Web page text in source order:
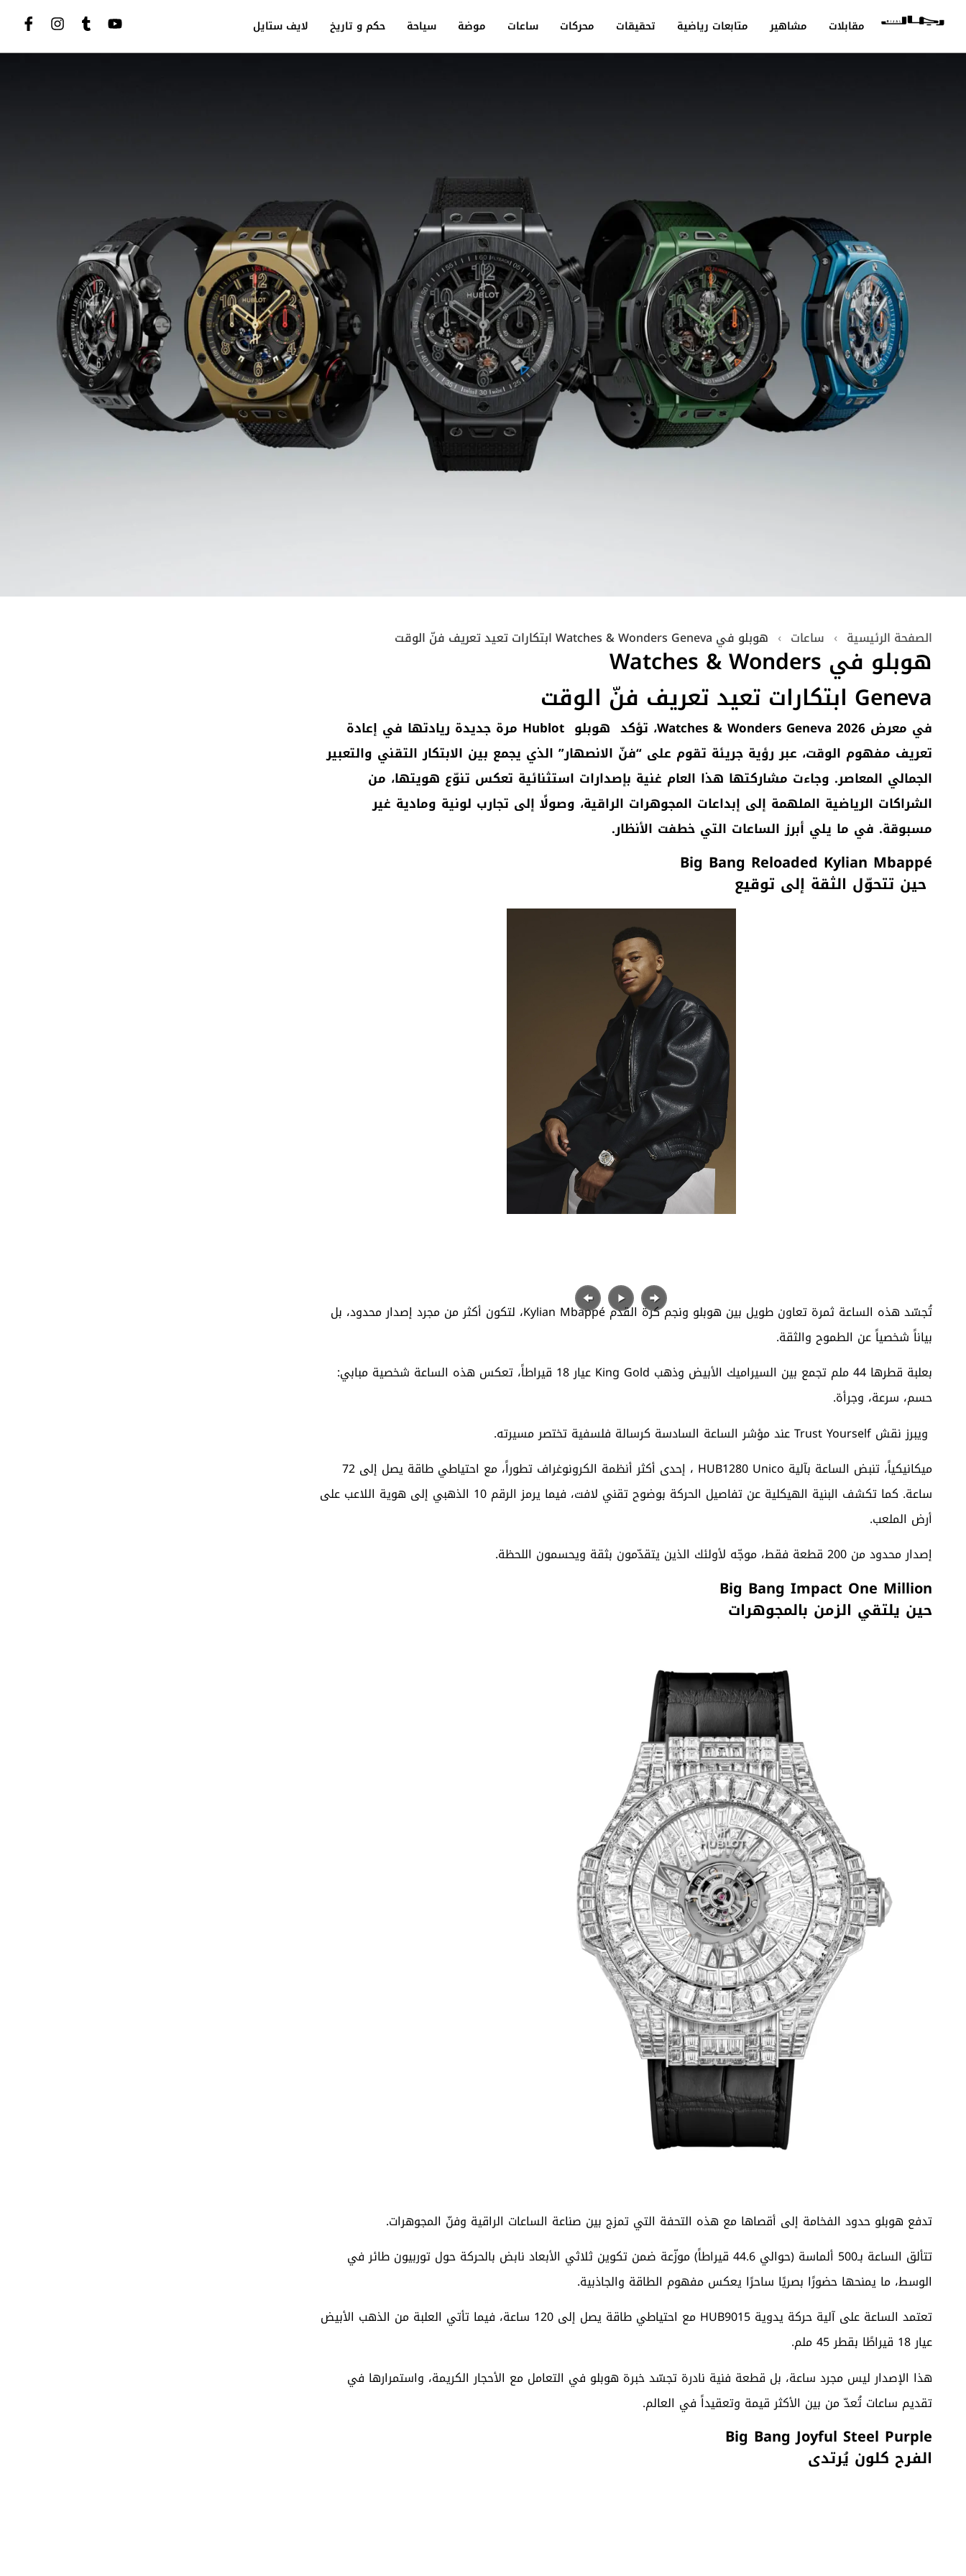
لايف ستايل حكم و تاريخ سياحة موضة ساعات محركات تحقيقات متابعات رياضية مشاهير مقابلات
الصفحة الرئيسية › ساعات › هوبلو في Watches & Wonders Geneva ابتكارات تعيد تعريف فنّ الوقت
هوبلو في Watches & Wonders
Geneva ابتكارات تعيد تعريف فنّ الوقت
في معرض Watches & Wonders Geneva 2026، تؤكد هوبلو Hublot مرة جديدة ريادتها في إعادة
تعريف مفهوم الوقت، عبر رؤية جريئة تقوم على “فنّ الانصهار” الذي يجمع بين الابتكار التقني والتعبير
الجمالي المعاصر. وجاءت مشاركتها هذا العام غنية بإصدارات استثنائية تعكس تنوّع هويتها، من
الشراكات الرياضية الملهمة إلى إبداعات المجوهرات الراقية، وصولًا إلى تجارب لونية ومادية غير
مسبوقة. في ما يلي أبرز الساعات التي خطفت الأنظار.
Big Bang Reloaded Kylian Mbappé
حين تتحوّل الثقة إلى توقيع
تُجسّد هذه الساعة ثمرة تعاون طويل بين هوبلو ونجم كرة القدم Kylian Mbappé، لتكون أكثر من مجرد إصدار محدود، بل
بياناً شخصياً عن الطموح والثقة.
بعلبة قطرها 44 ملم تجمع بين السيراميك الأبيض وذهب King Gold عيار 18 قيراطاً، تعكس هذه الساعة شخصية مبابي:
حسم، سرعة، وجرأة.
ويبرز نقش Trust Yourself عند مؤشر الساعة السادسة كرسالة فلسفية تختصر مسيرته.
ميكانيكياً، تنبض الساعة بآلية HUB1280 Unico ، إحدى أكثر أنظمة الكرونوغراف تطوراً، مع احتياطي طاقة يصل إلى 72
ساعة. كما تكشف البنية الهيكلية عن تفاصيل الحركة بوضوح تقني لافت، فيما يرمز الرقم 10 الذهبي إلى هوية اللاعب على
أرض الملعب.
إصدار محدود من 200 قطعة فقط، موجّه لأولئك الذين يتقدّمون بثقة ويحسمون اللحظة.
Big Bang Impact One Million
حين يلتقي الزمن بالمجوهرات
تدفع هوبلو حدود الفخامة إلى أقصاها مع هذه التحفة التي تمزج بين صناعة الساعات الراقية وفنّ المجوهرات.
تتألق الساعة بـ500 ألماسة (حوالي 44.6 قيراطاً) موزّعة ضمن تكوين ثلاثي الأبعاد نابض بالحركة حول توربيون طائر في
الوسط، ما يمنحها حضورًا بصريًا ساحرًا يعكس مفهوم الطاقة والجاذبية.
تعتمد الساعة على آلية حركة يدوية HUB9015 مع احتياطي طاقة يصل إلى 120 ساعة، فيما تأتي العلبة من الذهب الأبيض
عيار 18 قيراطًا بقطر 45 ملم.
هذا الإصدار ليس مجرد ساعة، بل قطعة فنية نادرة تجسّد خبرة هوبلو في التعامل مع الأحجار الكريمة، واستمرارها في
تقديم ساعات تُعدّ من بين الأكثر قيمة وتعقيداً في العالم.
Big Bang Joyful Steel Purple
الفرح كلون يُرتدى